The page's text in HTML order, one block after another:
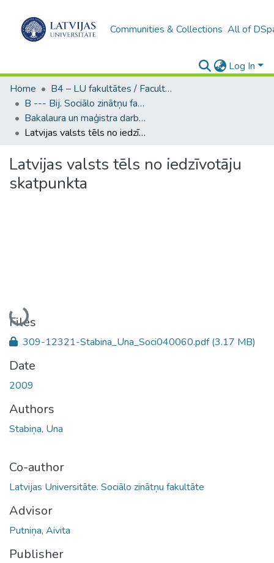
Communities & Collections All of
Log In
Home
B4 – LU fakultātes / Faculties of the UL
B --- Bij. Sociālo zinātņu fakultātes noslēguma darbi / Faculty of Social Sciences - Graduate works
Bakalaura un maģistra darbi (SZF) / Bachelor's and Master's theses
Latvijas valsts tēls no iedzīvotāju skatpunkta
Latvijas valsts tēls no iedzīvotāju
skatpunkta
Loading...
Files
309-12321-Stabina_Una_Soci040060.pdf(3.17 MB)
Date
2009
Authors
Stabiņa, Una
Co-author
Latvijas Universitāte. Sociālo zinātņu fakultāte
Advisor
Putniņa, Aivita
Publisher